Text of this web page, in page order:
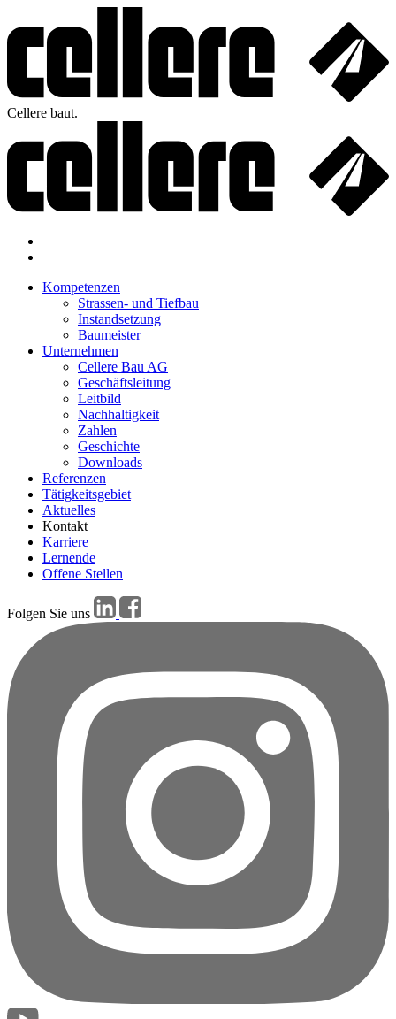
Cellere baut.
Kompetenzen
Strassen- und Tiefbau
Instandsetzung
Baumeister
Unternehmen
Cellere Bau AG
Geschäftsleitung
Leitbild
Nachhaltigkeit
Zahlen
Geschichte
Downloads
Referenzen
Tätigkeitsgebiet
Aktuelles
Kontakt
Karriere
Lernende
Offene Stellen
Folgen Sie uns